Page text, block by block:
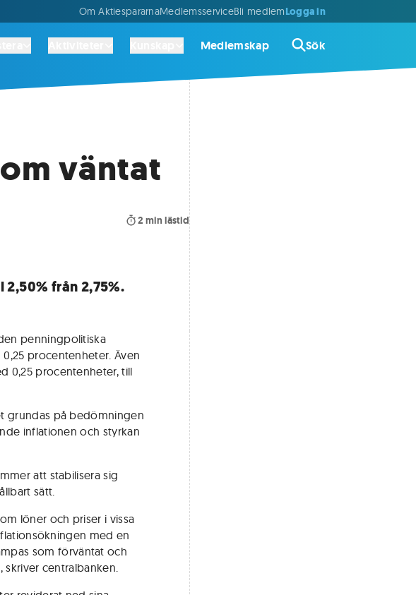
Om AktiespararnaMedlemsserviceBli medlemLogga in
Medlemskap Sök
väntat
2 min lästid
från 2,75%.
penningpolitiska
procentenheter. Även
0,25 procentenheter, till
grundas på bedömningen
inflationen och styrkan
att stabilisera sig
sätt.
löner och priser i vissa
med en
som förväntat och
centralbanken.